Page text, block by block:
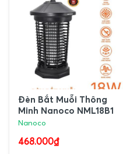
Đèn Bắt Muỗi Thông
Minh Nanoco NML18B1
Nanoco
468.000₫